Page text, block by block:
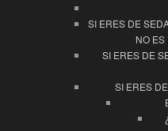
SI ERES DE
NO
SI ERES DE
SI ERES